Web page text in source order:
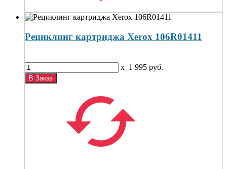
Рециклинг картриджа Xerox 106R01411
x 1 995 руб.